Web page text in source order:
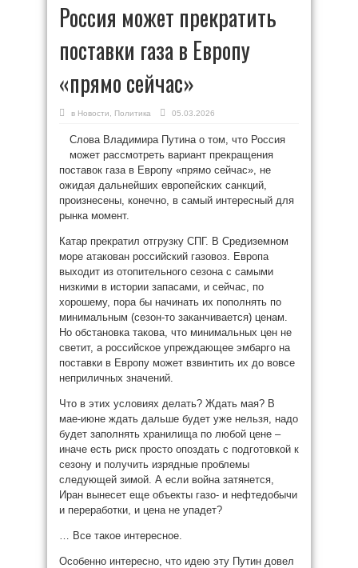
Россия может прекратить
поставки газа в Европу
«прямо сейчас»
в Новости Политика 05.03.2026
Слова Владимира Путина о том, что Россия
может рассмотреть вариант прекращения
поставок газа в Европу «прямо сейчас», не
ожидая дальнейших европейских санкций,
произнесены, конечно, в самый интересный для
рынка момент.
Катар прекратил отгрузку СПГ. В Средиземном
море атакован российский газовоз. Европа
выходит из отопительного сезона с самыми
низкими в истории запасами, и сейчас, по
хорошему, пора бы начинать их пополнять по
минимальным (сезон-то заканчивается) ценам.
Но обстановка такова, что минимальных цен не
светит, а российское упреждающее эмбарго на
поставки в Европу может взвинтить их до вовсе
неприличных значений.
Что в этих условиях делать? Ждать мая? В
мае-июне ждать дальше будет уже нельзя, надо
будет заполнять хранилища по любой цене –
иначе есть риск просто опоздать с подготовкой к
сезону и получить изрядные проблемы
следующей зимой. А если война затянется,
Иран вынесет еще объекты газо- и нефтедобычи
и переработки, и цена не упадет?
… Все такое интересное.
Особенно интересно, что идею эту Путин довел